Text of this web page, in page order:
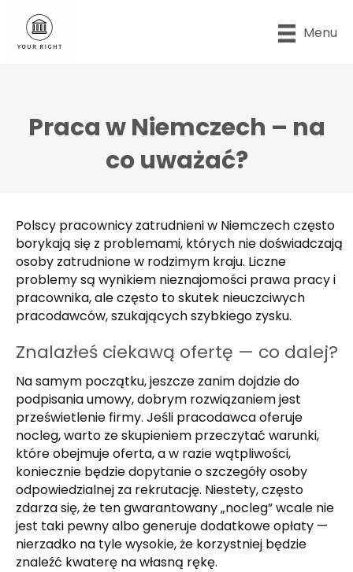
Menu
Praca w Niemczech – na
co uważać?
Polscy pracownicy zatrudnieni w Niemczech często
borykają się z problemami, których nie doświadczają
osoby zatrudnione w rodzimym kraju. Liczne
problemy są wynikiem nieznajomości prawa pracy i
pracownika, ale często to skutek nieuczciwych
pracodawców, szukających szybkiego zysku.
Znalazłeś ciekawą ofertę — co dalej?
Na samym początku, jeszcze zanim dojdzie do
podpisania umowy, dobrym rozwiązaniem jest
prześwietlenie firmy. Jeśli pracodawca oferuje
nocleg, warto ze skupieniem przeczytać warunki,
które obejmuje oferta, a w razie wątpliwości,
koniecznie będzie dopytanie o szczegóły osoby
odpowiedzialnej za rekrutację. Niestety, często
zdarza się, że ten gwarantowany „nocleg” wcale nie
jest taki pewny albo generuje dodatkowe opłaty —
nierzadko na tyle wysokie, że korzystniej będzie
znaleźć kwaterę na własną rękę.